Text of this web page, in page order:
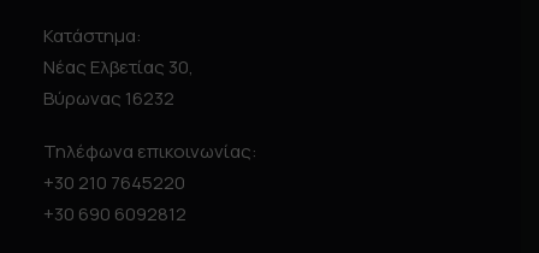
Κατάστημα:
Νέας Ελβετίας 30,
Βύρωνας 16232
Τηλέφωνα επικοινωνίας:
+30 210 7645220
+30 690 6092812